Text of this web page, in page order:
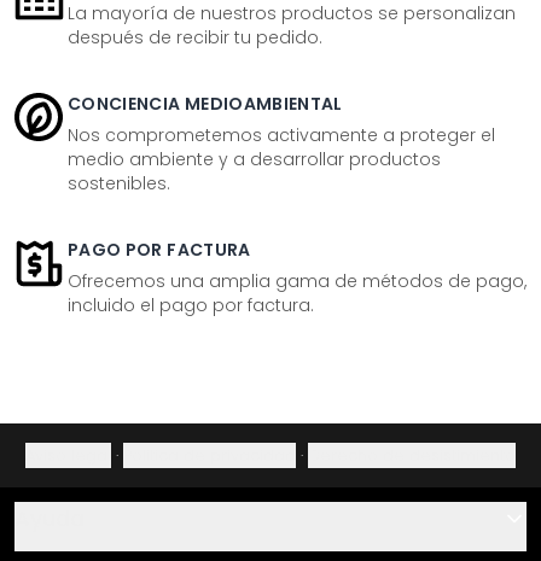
La mayoría de nuestros productos se personalizan
después de recibir tu pedido.
CONCIENCIA MEDIOAMBIENTAL
Nos comprometemos activamente a proteger el
medio ambiente y a desarrollar productos
sostenibles.
PAGO POR FACTURA
Ofrecemos una amplia gama de métodos de pago,
incluido el pago por factura.
· ·